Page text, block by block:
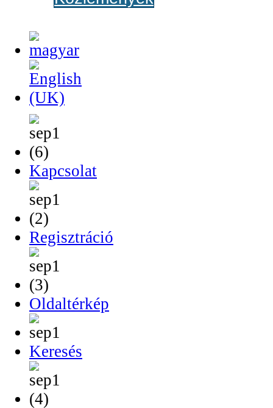
Kapcsolat
Regisztráció
Oldaltérkép
Keresés